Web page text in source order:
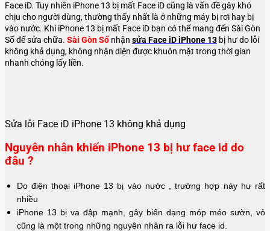
Face iD. Tuy nhiên iPhone 13 bị mất Face iD cũng là vấn đề gây khó
chịu cho người dùng, thường thấy nhất là ở những máy bị rơi hay bị
vào nước. Khi iPhone 13 bị mất Face iD bạn có thể mang đến Sài Gòn
Số để sửa chữa. Sài Gòn Số nhận sửa Face iD iPhone 13 bị hư do lỗi
không khả dụng, không nhận diện được khuôn mặt trong thời gian
nhanh chóng lấy liền.
Sửa lỗi Face iD iPhone 13 không khả dụng
Nguyên nhân khiến iPhone 13 bị hư face id do
đâu ?
Do điện thoại iPhone 13 bị vào nước , trường hợp này hư rất
nhiều
iPhone 13 bị va đập mạnh, gây biến dạng móp méo sườn, vỏ
cũng là một trong những nguyên nhân ra lỗi hư face id.